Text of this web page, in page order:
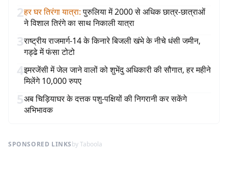
2हर घर तिरंगा यात्रा: पुरुलिया में 2000 से अधिक छात्र-छात्राओं
ने विशाल तिरंगे का साथ निकाली यात्रा
3राष्ट्रीय राजमार्ग-14 के किनारे बिजली खंभे के नीचे धंसी जमीन,
गड्ढे में फंसा टोटो
4इमरजेंसी में जेल जाने वालों को शुभेंदु अधिकारी की सौगात, हर महीने
मिलेंगे 10,000 रुपए
5अब चिड़ियाघर के दत्तक पशु-पक्षियों की निगरानी कर सकेंगे
अभिभावक
SPONSORED LINKSby Taboola